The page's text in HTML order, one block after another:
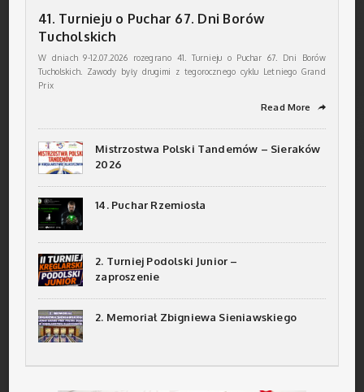
41. Turnieju o Puchar 67. Dni Borów
Tucholskich
W dniach 9-12.07.2026 rozegrano 41. Turnieju o Puchar 67. Dni Borów
Tucholskich. Zawody były drugimi z tegorocznego cyklu Letniego Grand
Prix
Read More ➦
Mistrzostwa Polski Tandemów – Sieraków
2026
14. Puchar Rzemiosła
2. Turniej Podolski Junior –
zaproszenie
2. Memoriał Zbigniewa Sieniawskiego